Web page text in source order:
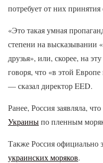
потребует от них
«Это такая умная
степени на высказывании
друзья», или, скорее, на
говоря, что «в этой
— сказал директор EED.
Ранее, Россия заявляла,
Украиныпо пленным
Также Россия официально
украинских моряков.